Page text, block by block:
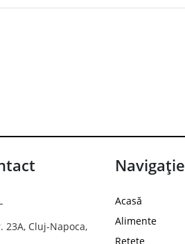
23A, Cluj-Napoca,
Navigație
Acasă
Alimente
Rețete